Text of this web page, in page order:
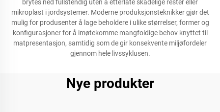
brytes ned fullstendig uten å etterlate skadelige rester eller
mikroplast i jordsystemer. Moderne produksjonsteknikker gjør det
mulig for produsenter å lage beholdere i ulike størrelser, former og
konfigurasjoner for å imøtekomme mangfoldige behov knyttet til
matpresentasjon, samtidig som de gir konsekvente miljøfordeler
gjennom hele livssyklusen.
Nye produkter